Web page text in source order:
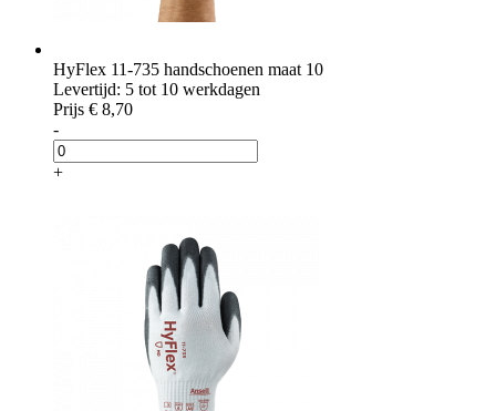
HyFlex 11-735 handschoenen maat 10
Levertijd: 5 tot 10 werkdagen
Prijs € 8,70
-
+